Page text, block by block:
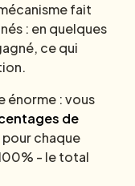
fait
: en quelques
ce qui
énorme : vous
de
pour chaque
- le total